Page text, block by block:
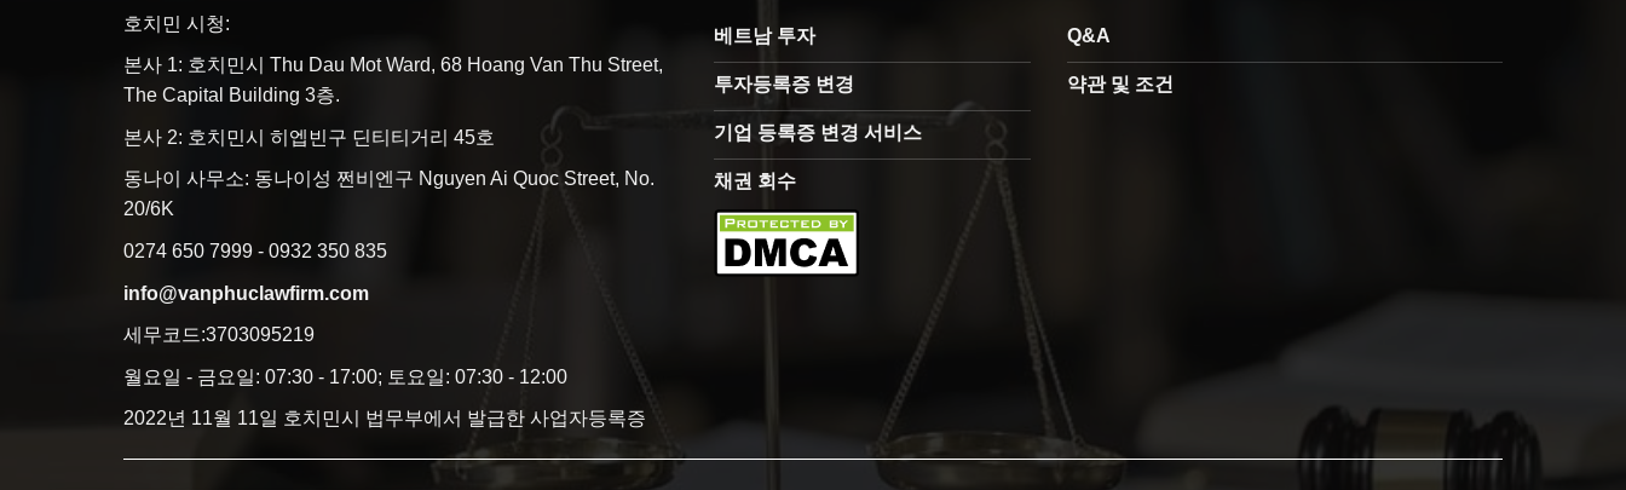
호치민 시청:
본사 1: 호치민시 Thu Dau Mot Ward, 68 Hoang Van Thu Street,
The Capital Building 3층.
본사 2: 호치민시 히엡빈구 딘티티거리 45호
동나이 사무소: 동나이성 쩐비엔구 Nguyen Ai Quoc Street, No.
20/6K
0274 650 7999 - 0932 350 835
info@vanphuclawfirm.com
세무코드:3703095219
월요일 - 금요일: 07:30 - 17:00; 토요일: 07:30 - 12:00
2022년 11월 11일 호치민시 법무부에서 발급한 사업자등록증
베트남 투자
투자등록증 변경
기업 등록증 변경 서비스
채권 회수
Q&A
약관 및 조건